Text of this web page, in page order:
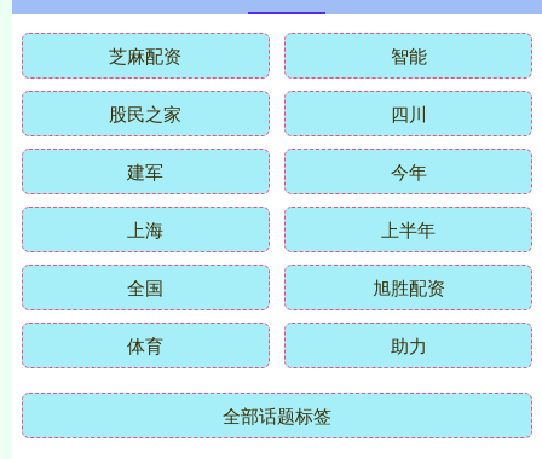
芝麻配资 智能
股民之家 四川
建军 今年
上海 上半年
全国 旭胜配资
体育 助力
全部话题标签